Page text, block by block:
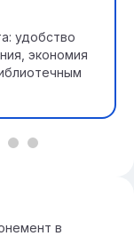
удобство
экономия
в